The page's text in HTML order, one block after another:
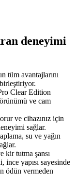
deneyimi
tüm avantajlarını
Clear Edition
ve cam
ve cihazınız için
sağlar.
su ve yağın
kir tutma şansı
yapısı sayesinde
ödün vermeden